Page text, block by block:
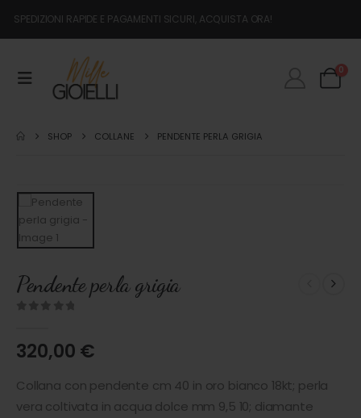
SPEDIZIONI RAPIDE E PAGAMENTI SICURI, ACQUISTA ORA!
0
SHOP COLLANE PENDENTE PERLA GRIGIA
Pendente perla grigia
320,00 €
Collana con pendente cm 40 in oro bianco 18kt; perla
vera coltivata in acqua dolce mm 9,5 10; diamante